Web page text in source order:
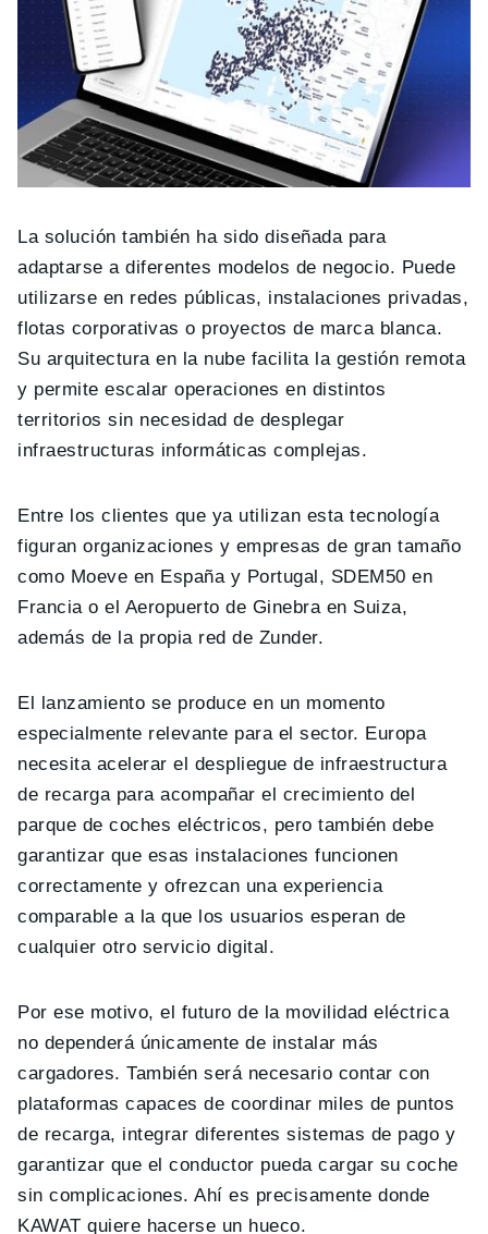
La solución también ha sido diseñada para
adaptarse a diferentes modelos de negocio. Puede
utilizarse en redes públicas, instalaciones privadas,
flotas corporativas o proyectos de marca blanca.
Su arquitectura en la nube facilita la gestión remota
y permite escalar operaciones en distintos
territorios sin necesidad de desplegar
infraestructuras informáticas complejas.
Entre los clientes que ya utilizan esta tecnología
figuran organizaciones y empresas de gran tamaño
como Moeve en España y Portugal, SDEM50 en
Francia o el Aeropuerto de Ginebra en Suiza,
además de la propia red de Zunder.
El lanzamiento se produce en un momento
especialmente relevante para el sector. Europa
necesita acelerar el despliegue de infraestructura
de recarga para acompañar el crecimiento del
parque de coches eléctricos, pero también debe
garantizar que esas instalaciones funcionen
correctamente y ofrezcan una experiencia
comparable a la que los usuarios esperan de
cualquier otro servicio digital.
Por ese motivo, el futuro de la movilidad eléctrica
no dependerá únicamente de instalar más
cargadores. También será necesario contar con
plataformas capaces de coordinar miles de puntos
de recarga, integrar diferentes sistemas de pago y
garantizar que el conductor pueda cargar su coche
sin complicaciones. Ahí es precisamente donde
KAWAT quiere hacerse un hueco.